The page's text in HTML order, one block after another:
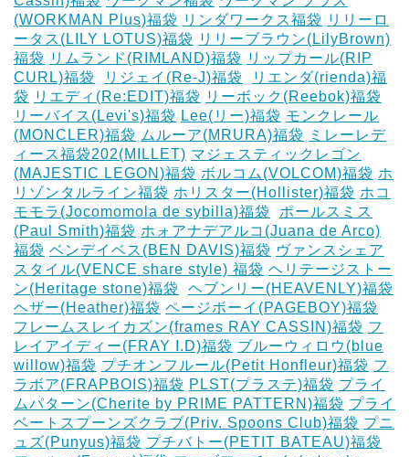
(WORKMAN Plus)福袋 リンダワークス福袋 リリーロ
ータス(LILY LOTUS)福袋 リリーブラウン(LilyBrown)
福袋 リムランド(RIMLAND)福袋 リップカール(RIP
CURL)福袋
リジェイ(Re-J)福袋
リエンダ(rienda)福
袋 リエディ(Re:EDIT)福袋 リーボック(Reebok)福袋
リーバイス(Levi's)福袋 Lee(リー)福袋 モンクレール
(MONCLER)福袋 ムルーア(MRURA)福袋
ミレーレデ
ィース福袋202(MILLET) マジェスティックレゴン
(MAJESTIC LEGON)福袋 ボルコム(VOLCOM)福袋 ホ
リゾンタルライン福袋 ホリスター(Hollister)福袋 ホコ
モモラ(Jocomomola de sybilla)福袋
ポールスミス
(Paul Smith)福袋 ホォアナデアルコ(Juana de Arco)
福袋 ベンデイベス(BEN DAVIS)福袋 ヴァンスシェア
スタイル(VENCE share style) 福袋 ヘリテージストー
ン(Heritage stone)福袋
ヘブンリー(HEAVENLY)福袋
ヘザー(Heather)福袋 ページボーイ(PAGEBOY)福袋
フレームスレイカズン(frames RAY CASSIN)福袋 フ
レイアイディー(FRAY I.D)福袋 ブルーウィロウ(blue
willow)福袋 プチオンフルール(Petit Honfleur)福袋 フ
ラボア(FRAPBOIS)福袋 PLST(プラステ)福袋 プライ
ムパターン(Cherite by PRIME PATTERN)福袋 プライ
ベートスプーンズクラブ(Priv. Spoons Club)福袋 プニ
ュズ(Punyus)福袋 プチバトー(PETIT BATEAU)福袋